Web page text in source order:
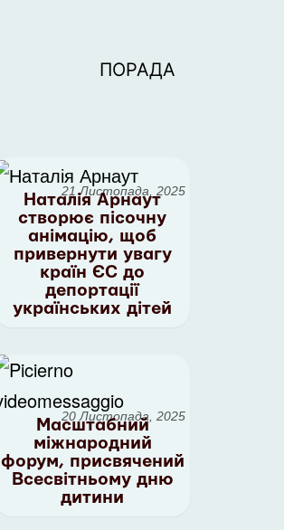
ПОРАДА
21 Листопада, 2025
Наталія Арнаут
створює пісочну
анімацію, щоб
привернути увагу
країн ЄС до
депортації
українських дітей
20 Листопада, 2025
Масштабний
міжнародний
форум, присвячений
Всесвітньому дню
дитини